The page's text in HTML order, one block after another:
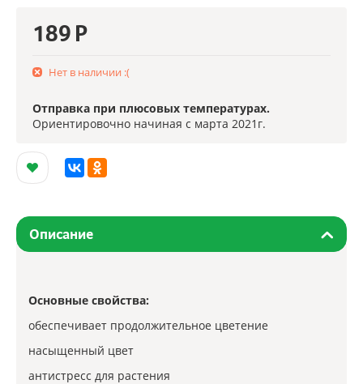
189 Р
Нет в наличии :(
Отправка при плюсовых температурах.
Ориентировочно начиная с марта 2021г.
Описание
Основные свойства:
обеспечивает продолжительное цветение
насыщенный цвет
антистресс для растения